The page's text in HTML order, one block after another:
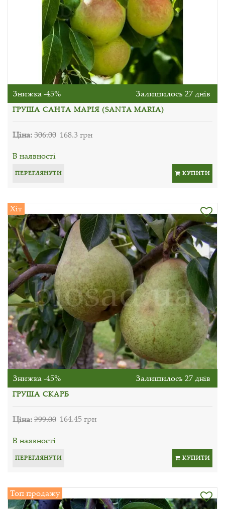
Знижка -45% Залишилось 27 днів
ГРУША САНТА МАРІЯ (SANTA MARIA)
Ціна:306.00 168.3 грн
В наявності
ПЕРЕГЛЯНУТИ КУПИТИ
Хіт
Знижка -45% Залишилось 27 днів
ГРУША СКАРБ
Ціна:299.00 164.45 грн
В наявності
ПЕРЕГЛЯНУТИ КУПИТИ
Топ продажу